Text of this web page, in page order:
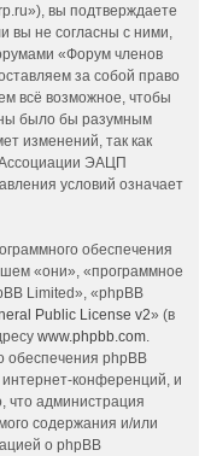
вы подтверждаете
вы не согласны с ними,
«Форум членов
за собой право
всё возможное, чтобы
было бы разумным
изменений, так как
ЭАЦП
условий означает
обеспечения
«они», «программное
Limited», «phpBB
Public License v2» (в
www.phpbb.com
обеспечения phpBB
конференций, и
что администрация
содержания и/или
о phpBB